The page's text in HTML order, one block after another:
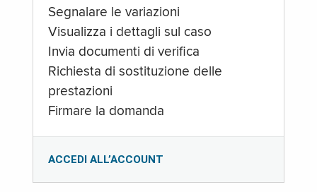
Segnalare le variazioni
Visualizza i dettagli sul caso
Invia documenti di verifica
Richiesta di sostituzione delle
prestazioni
Firmare la domanda
ACCEDI ALL’ACCOUNT